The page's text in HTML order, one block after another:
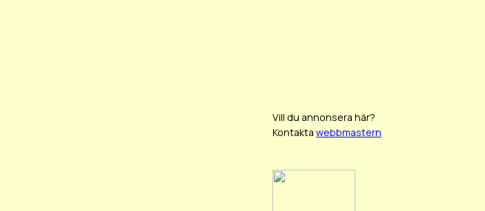
Vill du annonsera här?
Kontakta webbmastern